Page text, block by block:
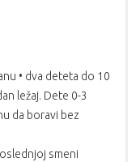
• dva deteta do 10
ležaj. Dete 0-3
da boravi bez
smeni